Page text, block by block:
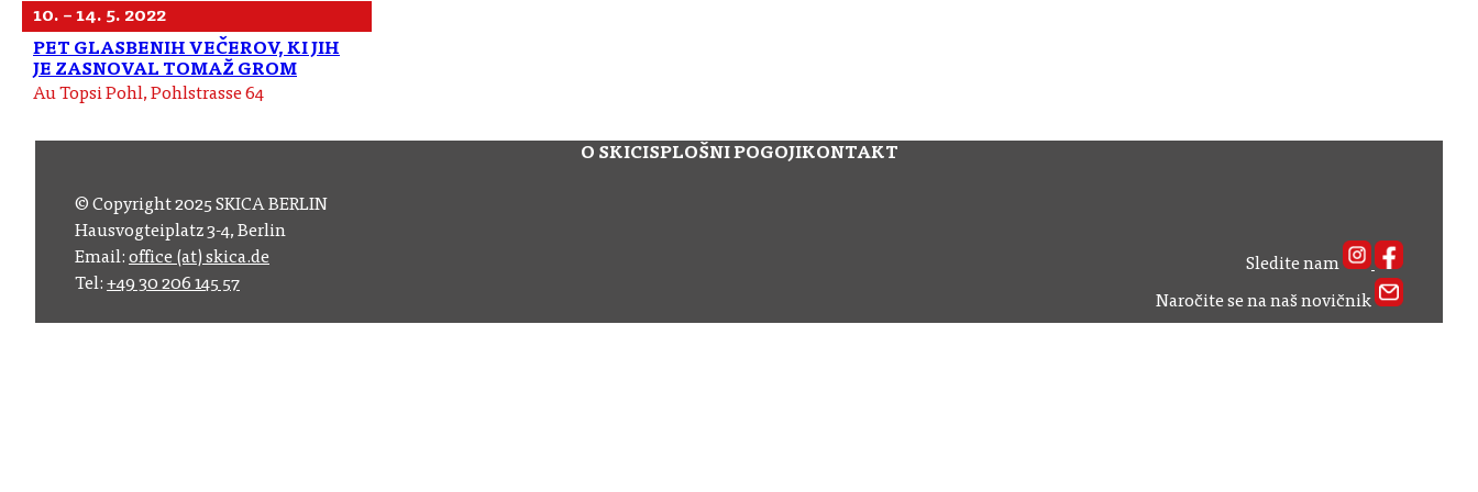
10. – 14. 5. 2022
PET GLASBENIH VEČEROV, KI JIH
JE ZASNOVAL TOMAŽ GROM
Au Topsi Pohl, Pohlstrasse 64
O SKICISPLOŠNI POGOJIKONTAKT
© Copyright 2025 SKICA BERLIN
Hausvogteiplatz 3-4, Berlin
Email: office (at) skica.de
Tel: +49 30 206 145 57
Sledite nam
Naročite se na naš novičnik